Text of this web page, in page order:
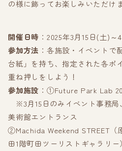
の様に飾ってお楽しみいただけ
開催日時 ：2025年3月15日(土)～
参加方法 ：各施設・イベントで
台紙」を持ち、指定された各ポ
重ね押しをしよう！
参加施設 ：①Future Park Lab
※3月15日のみイベント事務局
美術館エントランス
②Machida Weekend STREET（
田1階町田ツーリストギャラリー）